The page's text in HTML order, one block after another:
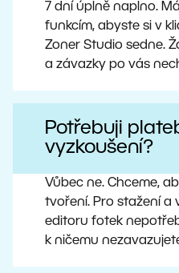
7 dní úplně naplno.
funkcím, abyste si v
Zoner Studio sedne.
a závazky po vás
Potřebuji
vyzkoušení?
Vůbec ne. Chceme,
tvoření. Pro stažení a
editoru fotek
k ničemu